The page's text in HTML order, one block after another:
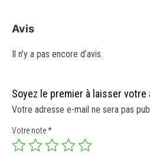
Avis
Il n’y a pas encore d’avis.
Soyez le premier à laisser votre
Votre adresse e-mail ne sera pas
Votre note*